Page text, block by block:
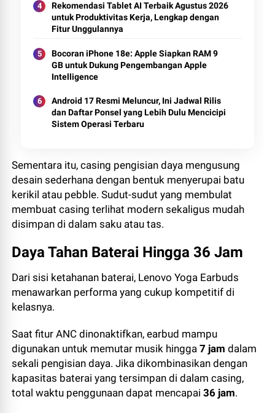
Rekomendasi Tablet AI Terbaik Agustus 2026
untuk Produktivitas Kerja, Lengkap dengan
Fitur Unggulannya
Bocoran iPhone 18e: Apple Siapkan RAM 9
GB untuk Dukung Pengembangan Apple
Intelligence
Android 17 Resmi Meluncur, Ini Jadwal Rilis
dan Daftar Ponsel yang Lebih Dulu Mencicipi
Sistem Operasi Terbaru
Sementara itu, casing pengisian daya mengusung
desain sederhana dengan bentuk menyerupai batu
kerikil atau pebble. Sudut-sudut yang membulat
membuat casing terlihat modern sekaligus mudah
disimpan di dalam saku atau tas.
Daya Tahan Baterai Hingga 36 Jam
Dari sisi ketahanan baterai, Lenovo Yoga Earbuds
menawarkan performa yang cukup kompetitif di
kelasnya.
Saat fitur ANC dinonaktifkan, earbud mampu
digunakan untuk memutar musik hingga7 jam dalam
sekali pengisian daya. Jika dikombinasikan dengan
kapasitas baterai yang tersimpan di dalam casing,
total waktu penggunaan dapat mencapai36 jam.